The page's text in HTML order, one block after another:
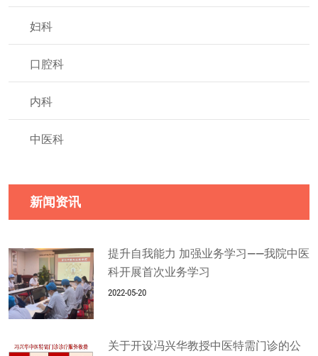
妇科
口腔科
内科
中医科
新闻资讯
提升自我能力 加强业务学习——我院中医
科开展首次业务学习
2022-05-20
关于开设冯兴华教授中医特需门诊的公